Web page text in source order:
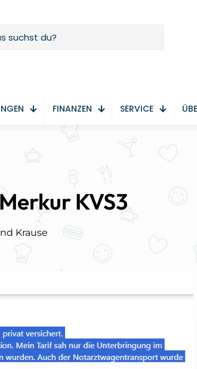
FINANZEN SERVICE
KVS3
Krause